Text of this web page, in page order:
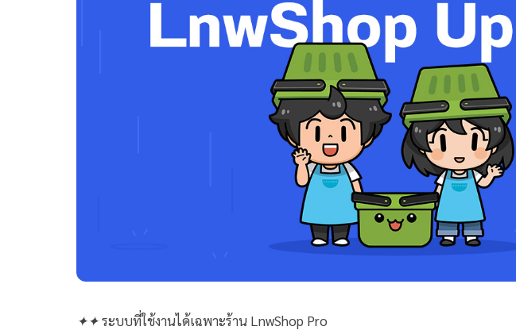
✦✦ระบบที่ใช้งานได้เฉพาะร้าน LnwShop Pro